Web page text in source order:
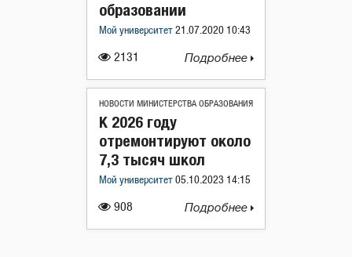
2131
образовании
Мой университет 21.07.2020 10:43
Подробнее
НОВОСТИ МИНИСТЕРСТВА ОБРАЗОВАНИЯ
908
К 2026 году
отремонтируют около
7,3 тысяч школ
Мой университет 05.10.2023 14:15
Подробнее